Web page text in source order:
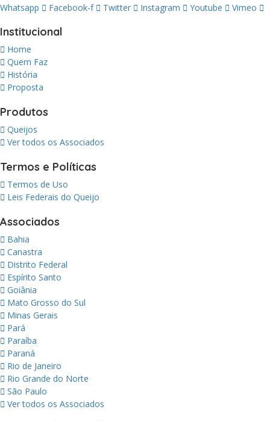
Whatsapp
Facebook-f Twitter Instagram Youtube Vimeo
Institucional
Home
Quem Faz
História
Proposta
Produtos
Queijos
Ver todos os Associados
Termos e Políticas
Termos de Uso
Leis Federais do Queijo
Associados
Bahia
Canastra
Distrito Federal
Espírito Santo
Goiânia
Mato Grosso do Sul
Minas Gerais
Pará
Paraíba
Paraná
Rio de Janeiro
Rio Grande do Norte
São Paulo
Ver todos os Associados